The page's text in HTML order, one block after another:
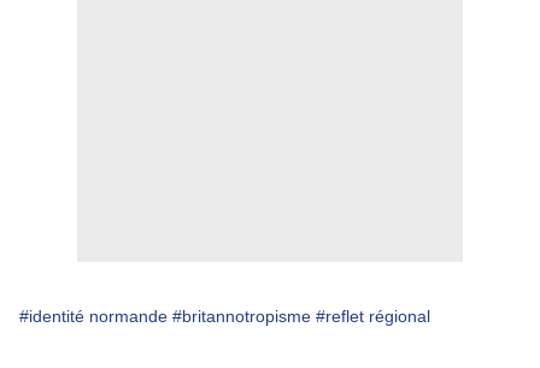
#identité normande #britannotropisme #reflet régional